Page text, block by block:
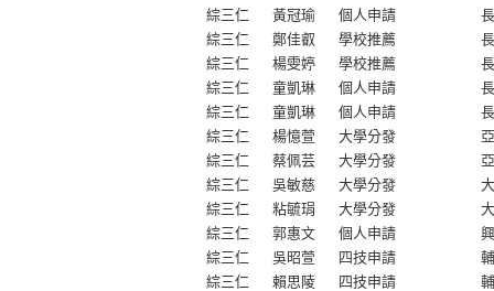
綜三仁
黃冠瑜 個人申請
綜三仁
鄭佳叡 學校推薦
綜三仁
楊雯婷 學校推薦
綜三仁
童凱琳 個人申請
綜三仁
童凱琳 個人申請
綜三仁
楊憶萱 大學分發
綜三仁
蔡佩芸 大學分發
綜三仁
吳敏慈 大學分發
綜三仁
粘毓琄 大學分發
綜三仁
郭惠文 個人申請
綜三仁
吳昭萱 四技申請
綜三仁
賴思陵 四技申請